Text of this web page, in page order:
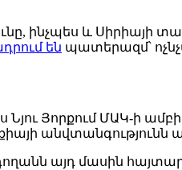
ինչպես և Սիրիայի
են պատերազմ՝
Յորքում ՄԱԿ-ի
այդ մասին